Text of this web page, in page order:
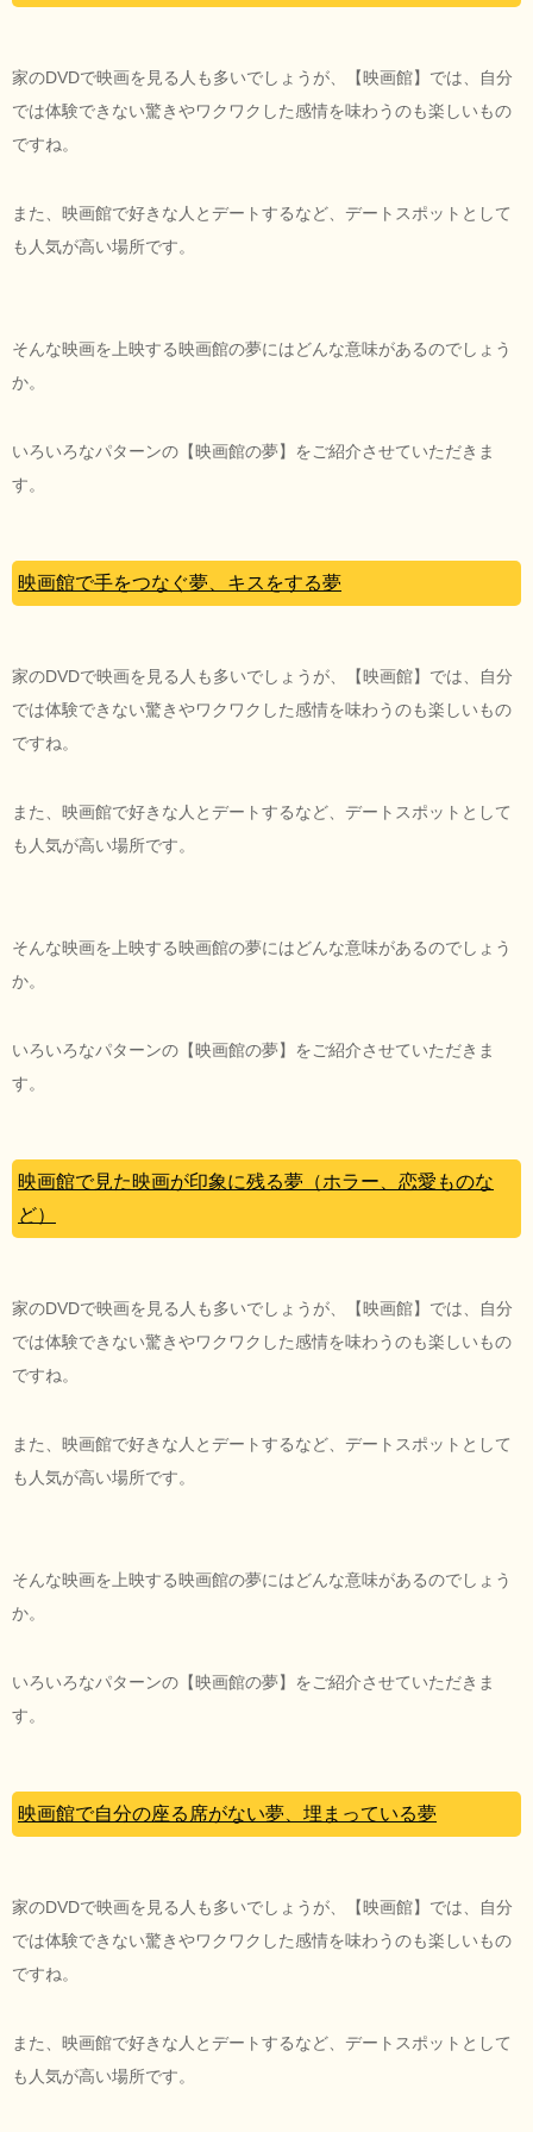
家のDVDで映画を見る人も多いでしょうが、【映画館】では、自分
では体験できない驚きやワクワクした感情を味わうのも楽しいもの
ですね。
また、映画館で好きな人とデートするなど、デートスポットとして
も人気が高い場所です。
そんな映画を上映する映画館の夢にはどんな意味があるのでしょう
か。
いろいろなパターンの【映画館の夢】をご紹介させていただきま
す。
映画館で手をつなぐ夢、キスをする夢
家のDVDで映画を見る人も多いでしょうが、【映画館】では、自分
では体験できない驚きやワクワクした感情を味わうのも楽しいもの
ですね。
また、映画館で好きな人とデートするなど、デートスポットとして
も人気が高い場所です。
そんな映画を上映する映画館の夢にはどんな意味があるのでしょう
か。
いろいろなパターンの【映画館の夢】をご紹介させていただきま
す。
映画館で見た映画が印象に残る夢（ホラー、恋愛ものな
ど）
家のDVDで映画を見る人も多いでしょうが、【映画館】では、自分
では体験できない驚きやワクワクした感情を味わうのも楽しいもの
ですね。
また、映画館で好きな人とデートするなど、デートスポットとして
も人気が高い場所です。
そんな映画を上映する映画館の夢にはどんな意味があるのでしょう
か。
いろいろなパターンの【映画館の夢】をご紹介させていただきま
す。
映画館で自分の座る席がない夢、埋まっている夢
家のDVDで映画を見る人も多いでしょうが、【映画館】では、自分
では体験できない驚きやワクワクした感情を味わうのも楽しいもの
ですね。
また、映画館で好きな人とデートするなど、デートスポットとして
も人気が高い場所です。